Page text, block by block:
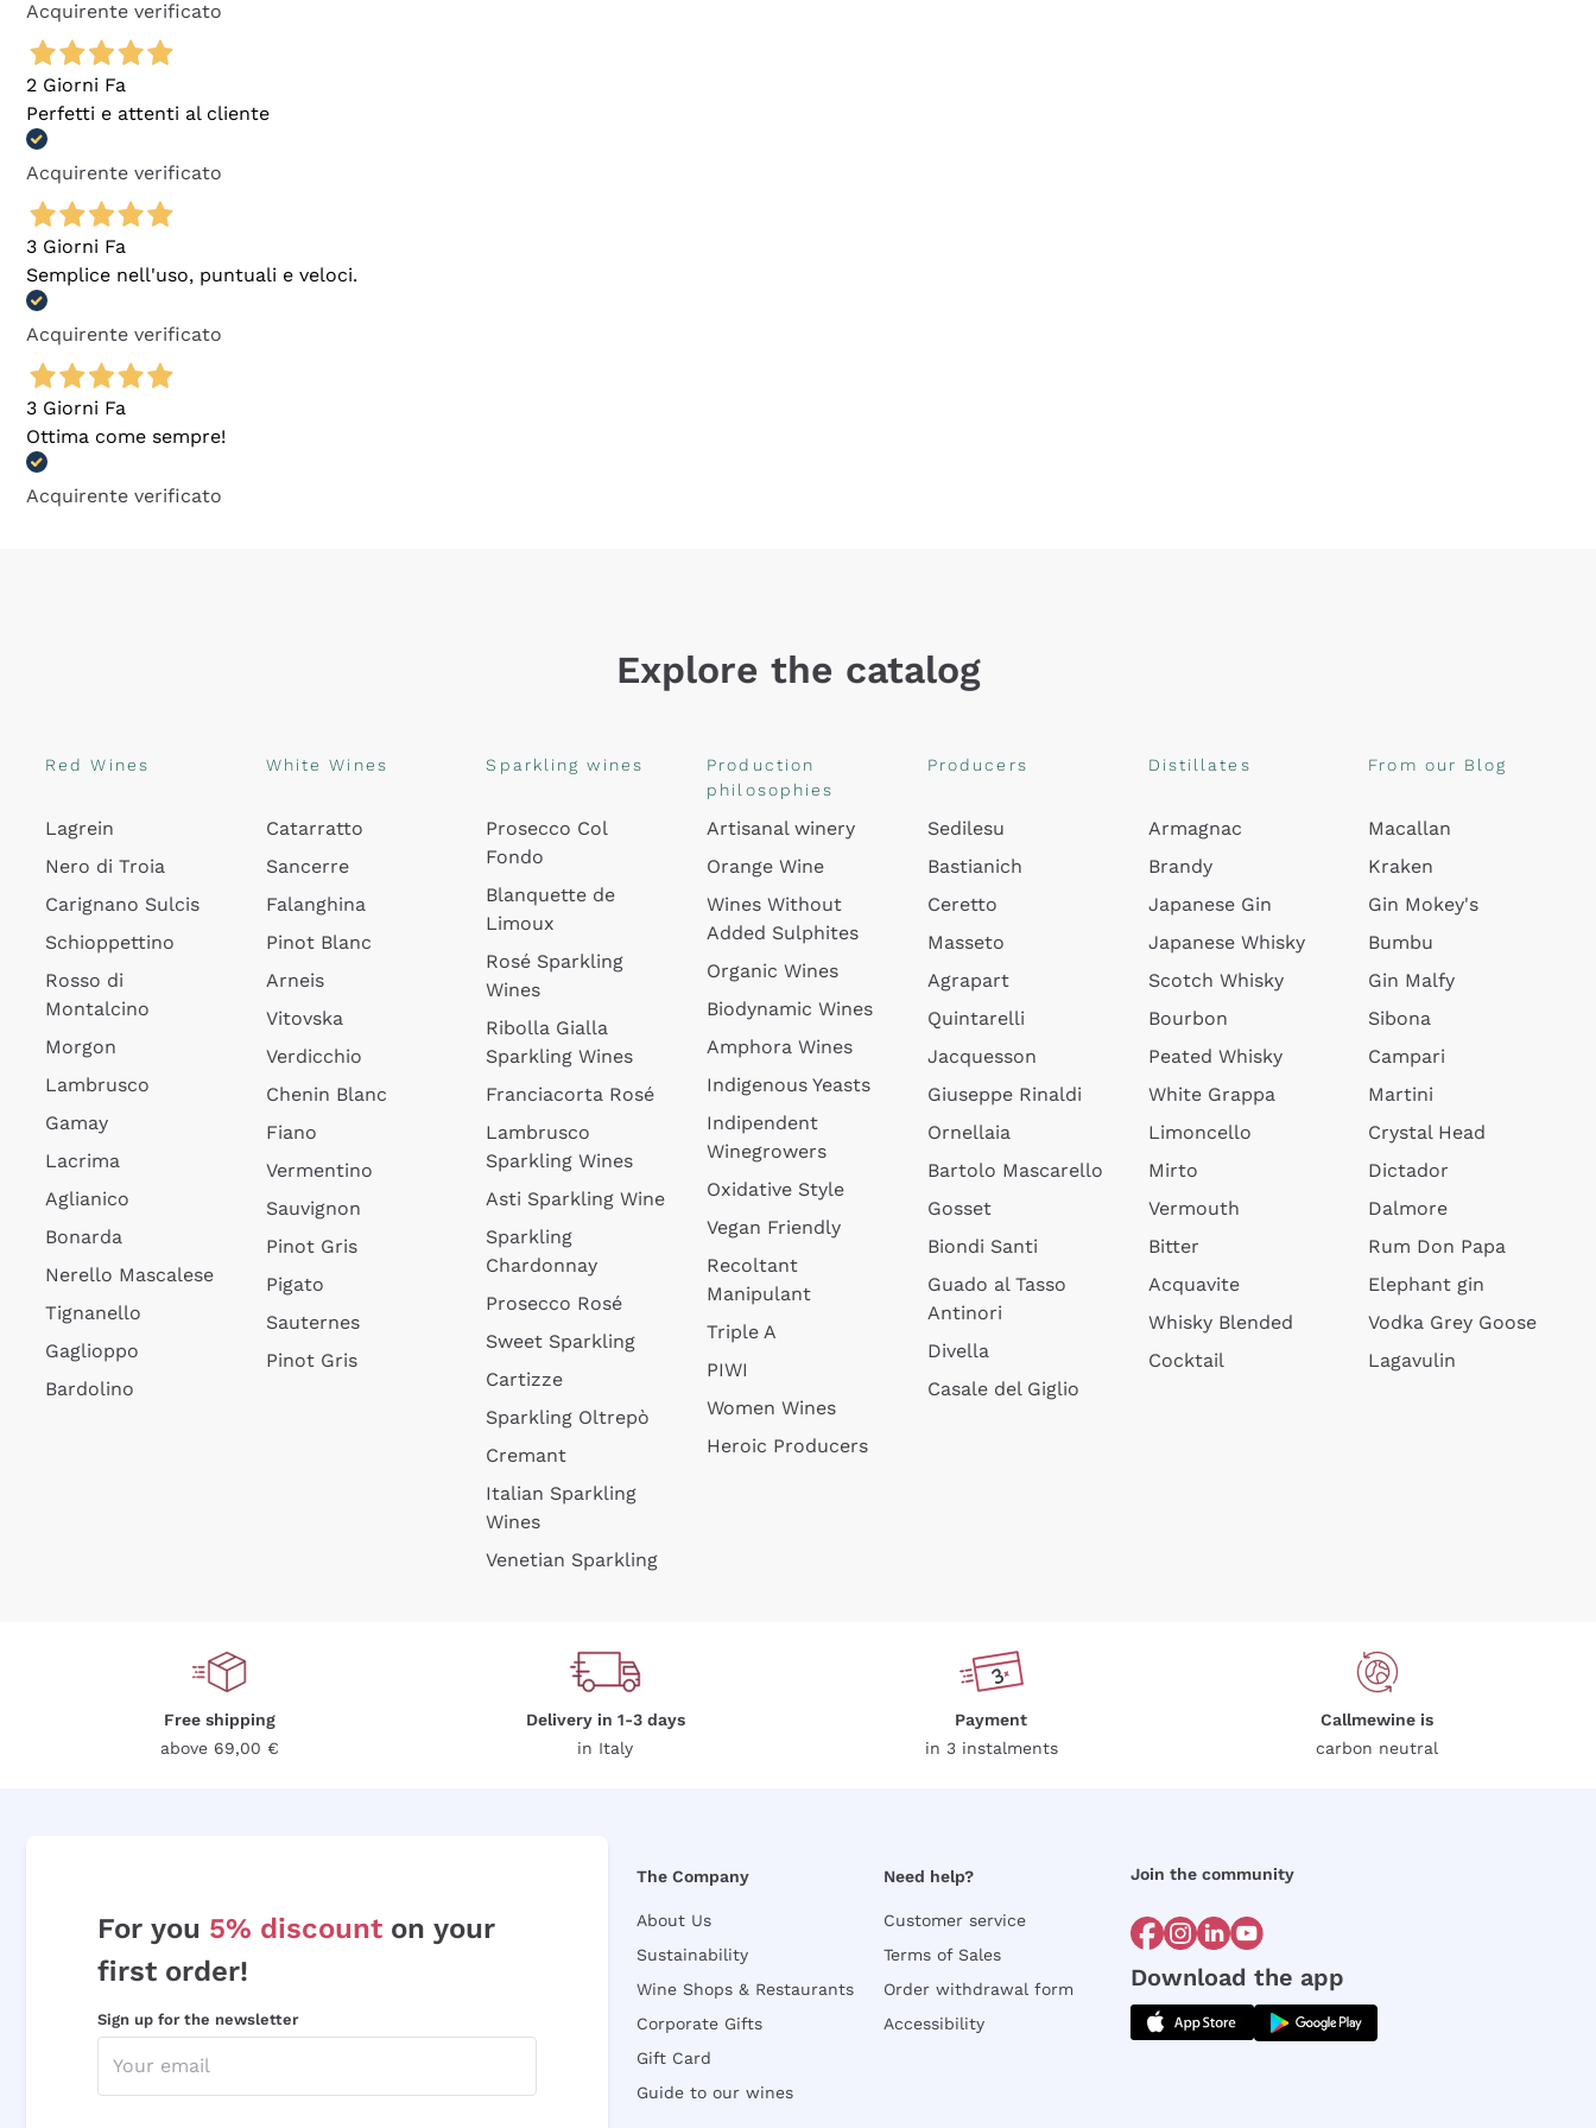
Acquirente verificato
2 Giorni Fa
Perfetti e attenti al cliente
Acquirente verificato
3 Giorni Fa
Semplice nell'uso, puntuali e veloci.
Acquirente verificato
3 Giorni Fa
Ottima come sempre!
Acquirente verificato
Explore the catalog
Red Wines
Lagrein
Nero di Troia
Carignano Sulcis
Schioppettino
Rosso di
Montalcino
Morgon
Lambrusco
Gamay
Lacrima
Aglianico
Bonarda
Nerello Mascalese
Tignanello
Gaglioppo
Bardolino
White Wines
Catarratto
Sancerre
Falanghina
Pinot Blanc
Arneis
Vitovska
Verdicchio
Chenin Blanc
Fiano
Vermentino
Sauvignon
Pinot Gris
Pigato
Sauternes
Pinot Gris
Sparkling wines
Prosecco Col
Fondo
Blanquette de
Limoux
Rosé Sparkling
Wines
Ribolla Gialla
Sparkling Wines
Franciacorta Rosé
Lambrusco
Sparkling Wines
Asti Sparkling Wine
Sparkling
Chardonnay
Prosecco Rosé
Sweet Sparkling
Cartizze
Sparkling Oltrepò
Cremant
Italian Sparkling
Wines
Venetian Sparkling
Production
philosophies
Artisanal winery
Orange Wine
Wines Without
Added Sulphites
Organic Wines
Biodynamic Wines
Amphora Wines
Indigenous Yeasts
Indipendent
Winegrowers
Oxidative Style
Vegan Friendly
Recoltant
Manipulant
Triple A
PIWI
Women Wines
Heroic Producers
Producers
Sedilesu
Bastianich
Ceretto
Masseto
Agrapart
Quintarelli
Jacquesson
Giuseppe Rinaldi
Ornellaia
Bartolo Mascarello
Gosset
Biondi Santi
Guado al Tasso
Antinori
Divella
Casale del Giglio
Distillates
Armagnac
Brandy
Japanese Gin
Japanese Whisky
Scotch Whisky
Bourbon
Peated Whisky
White Grappa
Limoncello
Mirto
Vermouth
Bitter
Acquavite
Whisky Blended
Cocktail
From our Blog
Macallan
Kraken
Gin Mokey's
Bumbu
Gin Malfy
Sibona
Campari
Martini
Crystal Head
Dictador
Dalmore
Rum Don Papa
Elephant gin
Vodka Grey Goose
Lagavulin
Free shipping
above 69,00 €
Delivery in 1-3 days
in Italy
Payment
in 3 instalments
Callmewine is
carbon neutral
For you 5% discount on your
first order!
Sign up for the newsletter
The Company
About Us
Sustainability
Wine Shops & Restaurants
Corporate Gifts
Gift Card
Guide to our wines
Need help?
Customer service
Terms of Sales
Order withdrawal form
Accessibility
Join the community
Download the app